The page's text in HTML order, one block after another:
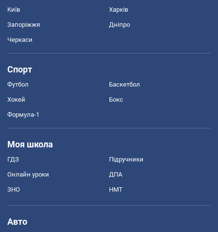
Київ Харків
Запоріжжя Дніпро
Черкаси
Спорт
Футбол Баскетбол
Хокей Бокс
Формула-1
Моя школа
ГДЗ Підручники
Онлайн уроки ДПА
ЗНО НМТ
Авто